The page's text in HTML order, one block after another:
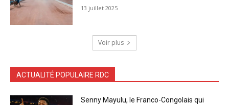
13 juillet 2025
Voir plus
ACTUALITÉ POPULAIRE RDC
Senny Mayulu, le Franco-Congolais qui